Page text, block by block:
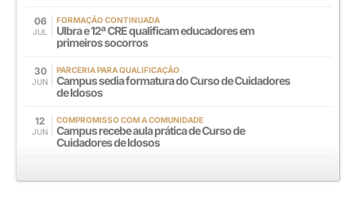
06
JUL
FORMAÇÃO CONTINUADA
Ulbra e 12ª CRE qualificam educadores em
primeiros socorros
30
JUN
PARCERIA PARA QUALIFICAÇÃO
Campus sedia formatura do Curso de Cuidadores
de Idosos
12
JUN
COMPROMISSO COM A COMUNIDADE
Campus recebe aula prática de Curso de
Cuidadores de Idosos